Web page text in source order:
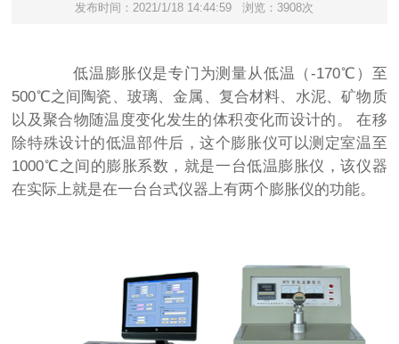
发布时间：2021/1/18 14:44:59 浏览：3908次
低温膨胀仪是专门为测量从低温（-170℃）至
500℃之间陶瓷、玻璃、金属、复合材料、水泥、矿物质
以及聚合物随温度变化发生的体积变化而设计的。 在移
除特殊设计的低温部件后，这个膨胀仪可以测定室温至
1000℃之间的膨胀系数，就是一台低温膨胀仪，该仪器
在实际上就是在一台台式仪器上有两个膨胀仪的功能。